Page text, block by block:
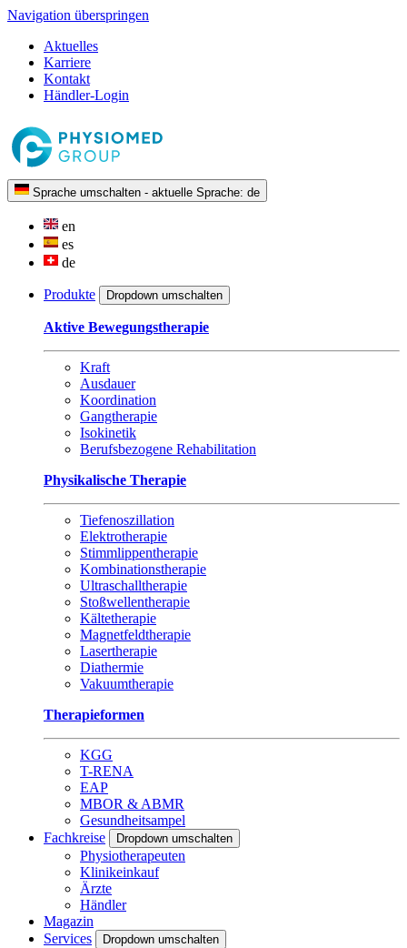
Navigation überspringen
Aktuelles
Karriere
Kontakt
Händler-Login
Sprache umschalten - aktuelle Sprache: de
en
es
de
Produkte Dropdown umschalten
Aktive Bewegungstherapie
Kraft
Ausdauer
Koordination
Gangtherapie
Isokinetik
Berufsbezogene Rehabilitation
Physikalische Therapie
Tiefenoszillation
Elektrotherapie
Stimmlippentherapie
Kombinationstherapie
Ultraschalltherapie
Stoßwellentherapie
Kältetherapie
Magnetfeldtherapie
Lasertherapie
Diathermie
Vakuumtherapie
Therapieformen
KGG
T-RENA
EAP
MBOR & ABMR
Gesundheitsampel
Fachkreise
Dropdown umschalten
Physiotherapeuten
Klinikeinkauf
Ärzte
Händler
Magazin
Services
Dropdown umschalten